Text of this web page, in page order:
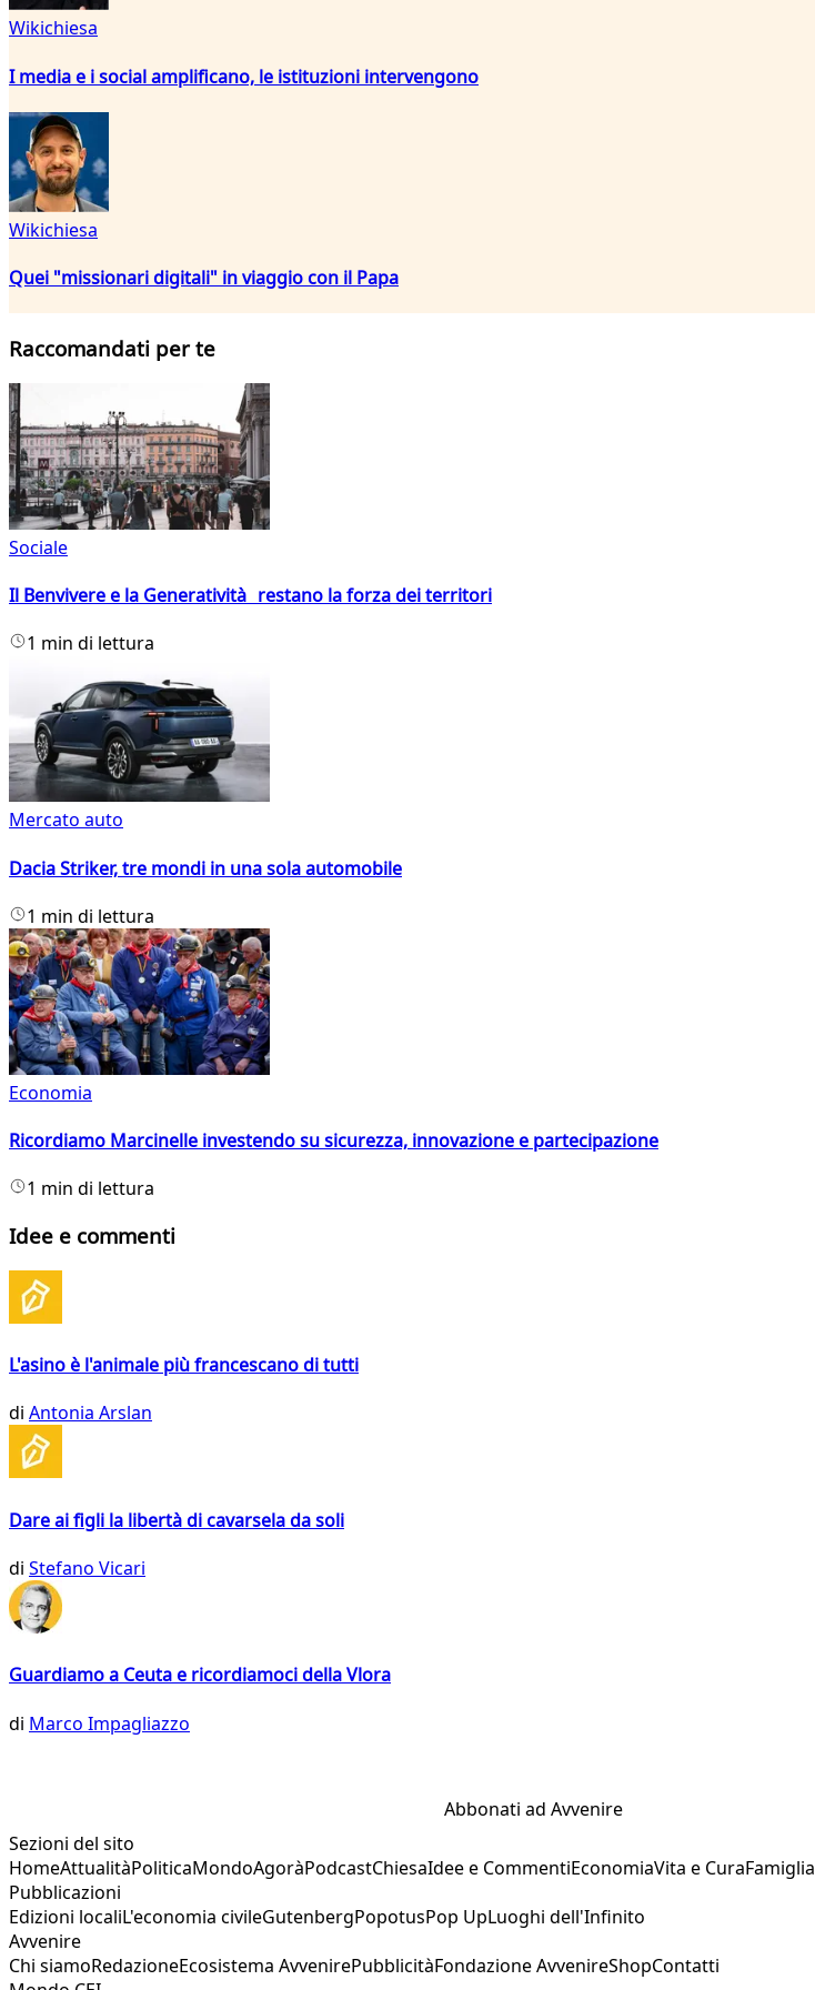
Wikichiesa
I media e i social amplificano, le istituzioni intervengono
Wikichiesa
Quei "missionari digitali" in viaggio con il Papa
Raccomandati per te
Sociale
Il Benvivere e la Generatività restano la forza dei territori
1 min di lettura
Mercato auto
Dacia Striker, tre mondi in una sola automobile
1 min di lettura
Economia
Ricordiamo Marcinelle investendo su sicurezza, innovazione e partecipazione
1 min di lettura
Idee e commenti
L'asino è l'animale più francescano di tutti
di Antonia Arslan
Dare ai figli la libertà di cavarsela da soli
di Stefano Vicari
Guardiamo a Ceuta e ricordiamoci della Vlora
di Marco Impagliazzo
Abbonati ad Avvenire
Sezioni del sito
HomeAttualitàPoliticaMondoAgoràPodcastChiesaIdee e CommentiEconomiaVita e CuraFamiglia
Pubblicazioni
Edizioni localiL'economia civileGutenbergPopotusPop UpLuoghi dell'Infinito
Avvenire
Chi siamoRedazioneEcosistema AvvenirePubblicitàFondazione AvvenireShopContatti